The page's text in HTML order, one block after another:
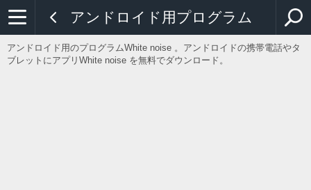
アンドロイド用プログラム
アンドロイド用のプログラムWhite noise 。アンドロイドの携帯電話やタ
ブレットにアプリWhite noise を無料でダウンロード。